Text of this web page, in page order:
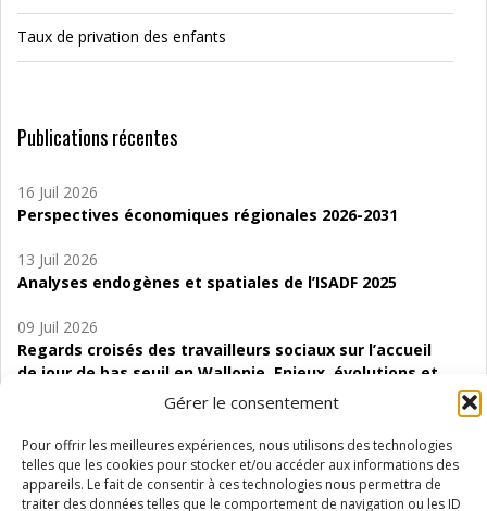
Gérer le consentement
Pour offrir les meilleures expériences, nous utilisons des technologies
telles que les cookies pour stocker et/ou accéder aux informations des
appareils. Le fait de consentir à ces technologies nous permettra de
traiter des données telles que le comportement de navigation ou les ID
Taux de privation des enfants
Publications récentes
16 Juil 2026
Perspectives économiques régionales 2026-2031
13 Juil 2026
Analyses endogènes et spatiales de l’ISADF 2025
09 Juil 2026
Regards croisés des travailleurs sociaux sur l’accueil
de jour de bas seuil en Wallonie. Enjeux, évolutions et
06 Juil 2026
Étude d’évaluabilité des Structures
d’accompagnement à l’autocréation d’emploi (SAACE)